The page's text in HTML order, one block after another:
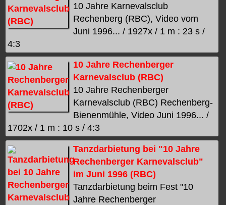
10 Jahre Karnevalsclub
Rechenberg (RBC), Video vom
Juni 1996... / 1927x / 1 m : 23 s /
4:3
10 Jahre Rechenberger
Karnevalsclub (RBC)
10 Jahre Rechenberger
Karnevalsclub (RBC) Rechenberg-
Bienenmühle, Video Juni 1996... /
1702x / 1 m : 10 s / 4:3
Tanzdarbietung bei "10 Jahre
Rechenberger Karnevalsclub"
im Juni 1996 (RBC)
Tanzdarbietung beim Fest "10
Jahre Rechenberger